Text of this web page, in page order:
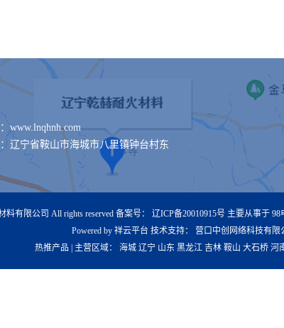
www.lnqhnh.com
辽宁省鞍山市海城市八里镇钟台村东
有限公司 All rights reserved 备案号： 辽ICP备20010915号主要从事于 98
Powered by 祥云平台 技术支持： 营口中创网络科技有限
热推产品 | 主营区域： 海城 辽宁 山东 黑龙江 吉林 鞍山 大石桥 河